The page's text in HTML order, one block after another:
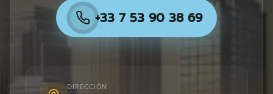
+33 7 53 90 38 69
DIRECCIÓN